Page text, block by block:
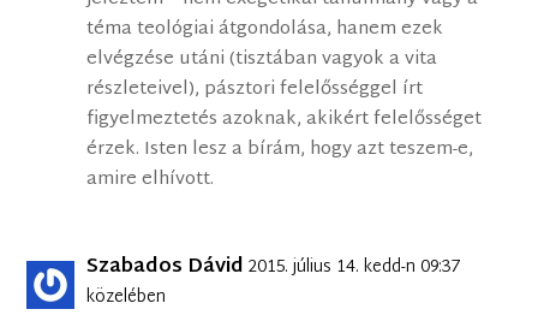
téma teológiai átgondolása, hanem ezek
elvégzése utáni (tisztában vagyok a vita
részleteivel), pásztori felelősséggel írt
figyelmeztetés azoknak, akikért felelősséget
érzek. Isten lesz a bírám, hogy azt teszem-e,
amire elhívott.
Szabados Dávid 2015. július 14. kedd-n 09:37
közelében